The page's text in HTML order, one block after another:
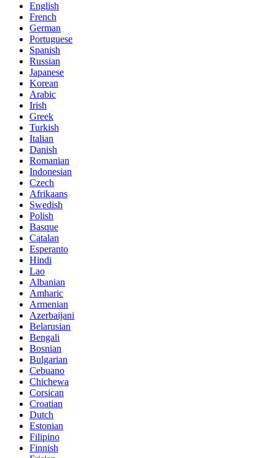
English
French
German
Portuguese
Spanish
Russian
Japanese
Korean
Arabic
Irish
Greek
Turkish
Italian
Danish
Romanian
Indonesian
Czech
Afrikaans
Swedish
Polish
Basque
Catalan
Esperanto
Hindi
Lao
Albanian
Amharic
Armenian
Azerbaijani
Belarusian
Bengali
Bosnian
Bulgarian
Cebuano
Chichewa
Corsican
Croatian
Dutch
Estonian
Filipino
Finnish